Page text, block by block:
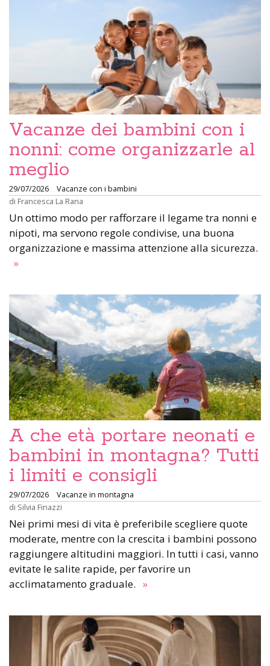
Vacanze dei bambini con i
nonni: come organizzarle al
meglio
29/07/2026
Vacanze con i bambini
di Francesca La Rana
Un ottimo modo per rafforzare il legame tra nonni e
nipoti, ma servono regole condivise, una buona
organizzazione e massima attenzione alla sicurezza.
»
A che età portare neonati e
bambini in montagna? Tutti
i limiti e consigli
29/07/2026
Vacanze in montagna
di Silvia Finazzi
Nei primi mesi di vita è preferibile scegliere quote
moderate, mentre con la crescita i bambini possono
raggiungere altitudini maggiori. In tutti i casi, vanno
evitate le salite rapide, per favorire un
acclimatamento graduale. »